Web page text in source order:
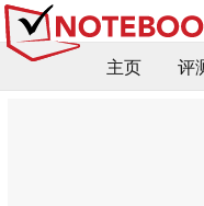
主页 评